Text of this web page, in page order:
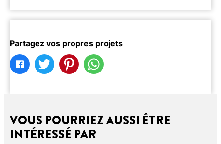
Partagez vos propres projets
VOUS POURRIEZ AUSSI ÊTRE
INTÉRESSÉ PAR